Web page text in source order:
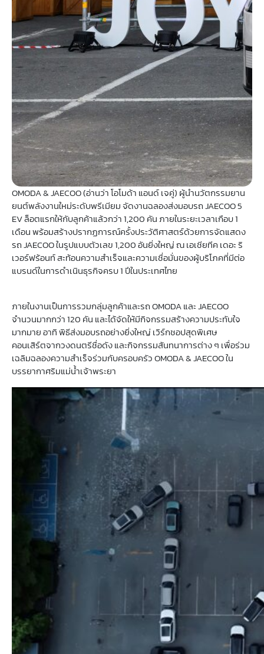
OMODA & JAECOO (อ่านว่า โอโมด้า แอนด์ เจคู่) ผู้นำนวัตกรรมยาน
ยนต์พลังงานใหม่ระดับพรีเมียม จัดงานฉลองส่งมอบรถ JAECOO 5
EV ล็อตแรกให้กับลูกค้าแล้วกว่า 1,200 คัน ภายในระยะเวลาเกือบ 1
เดือน พร้อมสร้างปรากฏการณ์ครั้งประวัติศาสตร์ด้วยการจัดแสดง
รถ JAECOO ในรูปแบบตัวเลข 1,200 อันยิ่งใหญ่ ณ เอเชียทีค เดอะ ริ
เวอร์ฟร้อนท์ สะท้อนความสำเร็จและความเชื่อมั่นของผู้บริโภคที่มีต่อ
แบรนด์ในการดำเนินธุรกิจครบ 1 ปีในประเทศไทย
ภายในงานเป็นการรวมกลุ่มลูกค้าและรถ OMODA และ JAECOO
จำนวนมากกว่า 120 คัน และได้จัดให้มีกิจกรรมสร้างความประทับใจ
มากมาย อาทิ พิธีส่งมอบรถอย่างยิ่งใหญ่ เวิร์กชอปสุดพิเศษ
คอนเสิร์ตจากวงดนตรีชื่อดัง และกิจกรรมสันทนาการต่าง ๆ เพื่อร่วม
เฉลิมฉลองความสำเร็จร่วมกับครอบครัว OMODA & JAECOO ใน
บรรยากาศริมแม่น้ำเจ้าพระยา